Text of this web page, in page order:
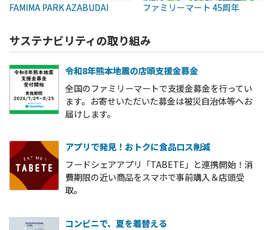
FAMIMA PARK AZABUDAI ファミリーマート 45周年
サステナビリティの取り組み
令和8年熊本地震の店頭支援金募金
全国のファミリーマートで支援金募金を行ってい
ます。お寄せいただいた募金は被災自治体等へお
届けします。
アプリで発見！おトクに食品ロス削減
フードシェアアプリ「TABETE」と連携開始！消
費期限の近い商品をスマホで事前購入＆店頭受
取。
コンビニで、夏を着替える